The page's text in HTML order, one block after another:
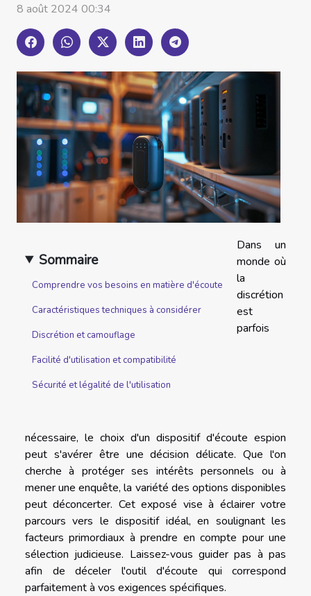
8 août 2024 00:34
Sommaire
Comprendre vos besoins en matière d'écoute
Caractéristiques techniques à considérer
Discrétion et camouflage
Facilité d'utilisation et compatibilité
Sécurité et légalité de l'utilisation
Dans un
monde où
la
discrétion
est
parfois
nécessaire, le choix d'un dispositif d'écoute espion
peut s'avérer être une décision délicate. Que l'on
cherche à protéger ses intérêts personnels ou à
mener une enquête, la variété des options disponibles
peut déconcerter. Cet exposé vise à éclairer votre
parcours vers le dispositif idéal, en soulignant les
facteurs primordiaux à prendre en compte pour une
sélection judicieuse. Laissez-vous guider pas à pas
afin de déceler l'outil d'écoute qui correspond
parfaitement à vos exigences spécifiques.